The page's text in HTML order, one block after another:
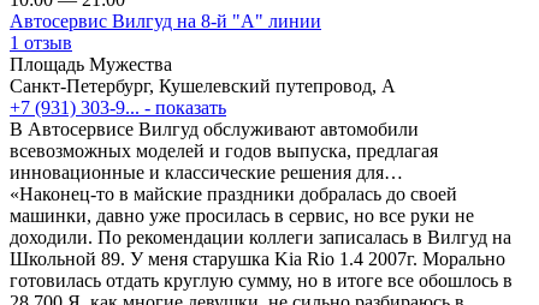
Автосервис Вилгуд на 8-й "А" линии
1 отзыв
Площадь Мужества
Санкт-Петербург, Кушелевский путепровод, А
+7 (931) 303-9... - показать
В Автосервисе Вилгуд обслуживают автомобили
всевозможных моделей и годов выпуска, предлагая
инновационные и классические решения для…
«Наконец-то в майские праздники добралась до своей
машинки, давно уже просилась в сервис, но все руки не
доходили. По рекомендации коллеги записалась в Вилгуд на
Школьной 89. У меня старушка Kia Rio 1.4 2007г. Морально
готовилась отдать круглую сумму, но в итоге все обошлось в